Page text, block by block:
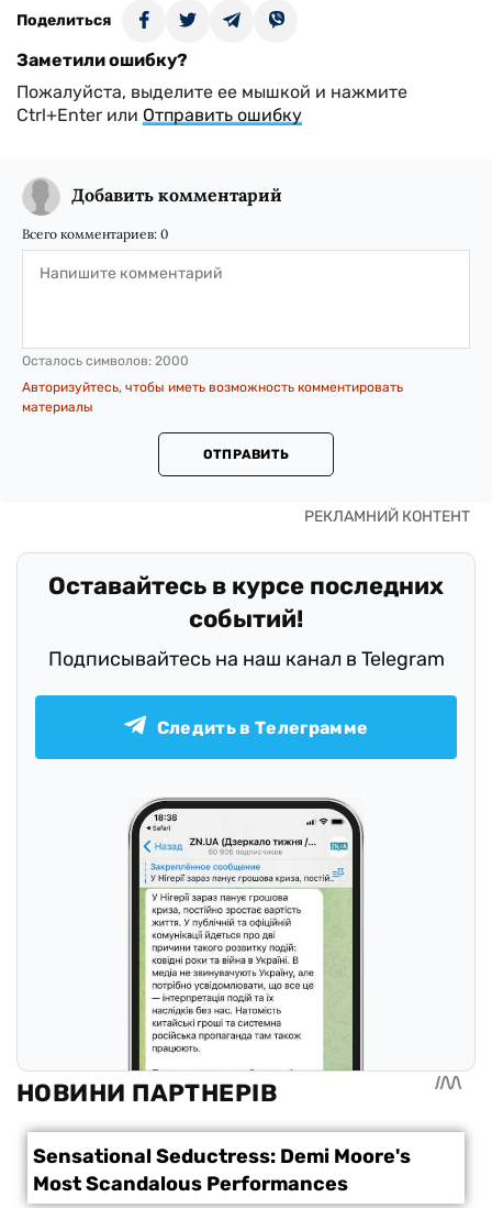
Поделиться
Заметили ошибку?
Пожалуйста, выделите ее мышкой и нажмите
Ctrl+Enter или Отправить ошибку
Добавить комментарий
Всего комментариев: 0
Осталось символов: 2000
Авторизуйтесь, чтобы иметь возможность комментировать
материалы
ОТПРАВИТЬ
Оставайтесь в курсе последних
событий!
Подписывайтесь на наш канал в Telegram
Следить в Телеграмме